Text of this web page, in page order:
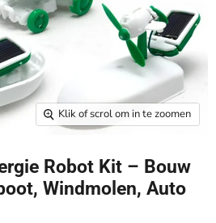
Klik of scrol om in te zoomen
Robot Kit – Bouw
Windmolen, Auto